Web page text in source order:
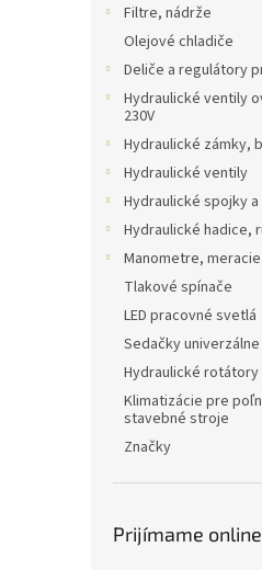
Filtre, nádrže
Olejové chladiče
Deliče a regulátory
Hydraulické ventily
230V
Hydraulické zámky,
Hydraulické ventily
Hydraulické spojky
Hydraulické hadice,
Manometre,
Tlakové spínače
LED pracovné svetlá
Sedačky univerzálne
Hydraulické rotátory
Klimatizácie pre
stavebné stroje
Značky
Prijímame